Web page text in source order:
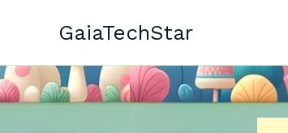
GaiaTechStar